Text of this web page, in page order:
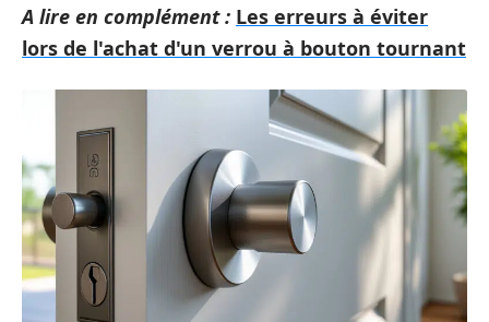
A lire en complément : Les erreurs à éviter
lors de l'achat d'un verrou à bouton tournant